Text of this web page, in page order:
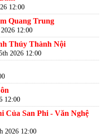
12:00
Quang Trung
12:00
Thúy Thành Nội
2026 12:00
12:00
Của San Phi - Văn Nghệ
2026 12:00